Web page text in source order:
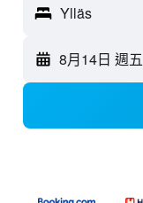
Ylläs
8月14日 週五